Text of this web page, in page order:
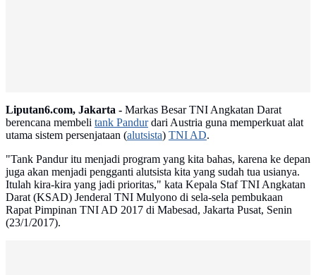
Liputan6.com, Jakarta - Markas Besar TNI Angkatan Darat
berencana membeli tank Pandurdari Austria guna memperkuat alat
utama sistem persenjataan (alutsista) TNI AD.
"Tank Pandur itu menjadi program yang kita bahas, karena ke depan
juga akan menjadi pengganti alutsista kita yang sudah tua usianya.
Itulah kira-kira yang jadi prioritas," kata Kepala Staf TNI Angkatan
Darat (KSAD) Jenderal TNI Mulyono di sela-sela pembukaan
Rapat Pimpinan TNI AD 2017 di Mabesad, Jakarta Pusat, Senin
(23/1/2017).